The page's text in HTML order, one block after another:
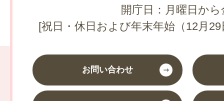
開庁日：月曜日から
[祝日・休日および年末年始（12月
お問い合わせ